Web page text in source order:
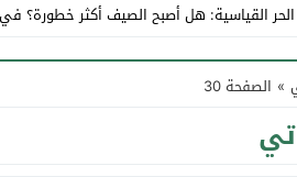
القياسية: هل أصبح الصيف أكثر خطورة؟ في
» الصفحة 30